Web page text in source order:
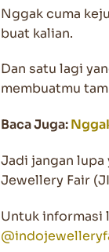
Nggak cuma
buat kalian.
Dan satu lagi
membuatmu
Baca Juga:
Jadi jangan
Jewellery Fair
Untuk informasi